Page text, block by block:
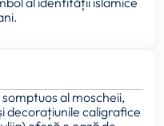
al moscheii,
decorațiunile caligrafice